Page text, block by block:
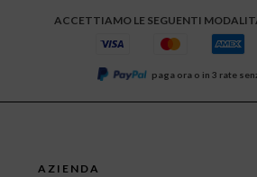
ACCETTIAMO LE SEGUENTI
paga ora o in 3 rate
AZIENDA